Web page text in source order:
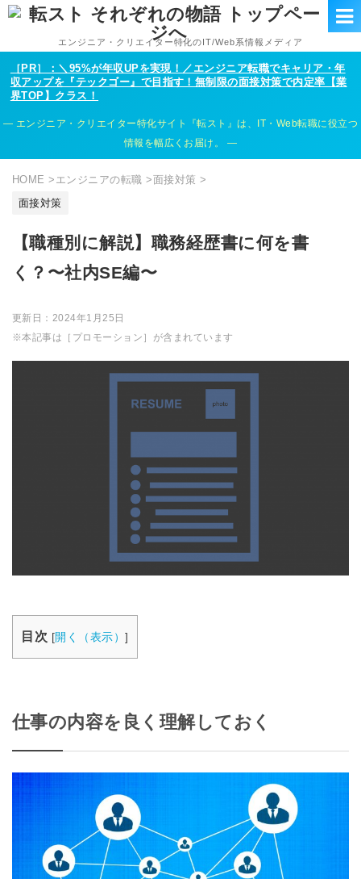
エンジニア・クリエイター特化のIT/Web系情報メディア
［PR］：＼95%が年収UPを実現！／エンジニア転職でキャリア・年
収アップを『テックゴー』で目指す！無制限の面接対策で内定率【業
界TOP】クラス！
エンジニア・クリエイター特化サイト『転スト』は、IT・Web転職に役立つ
情報を幅広くお届け。
HOME > エンジニアの転職 >面接対策 >
面接対策
【職種別に解説】職務経歴書に何を書
く？〜社内SE編〜
更新日： 2024年1月25日
※本記事は［プロモーション］が含まれています
目次 [開く（表示）]
仕事の内容を良く理解しておく